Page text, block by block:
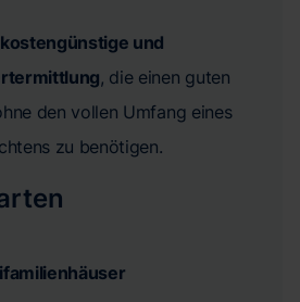
und
, die einen guten
den vollen Umfang eines
zu benötigen.